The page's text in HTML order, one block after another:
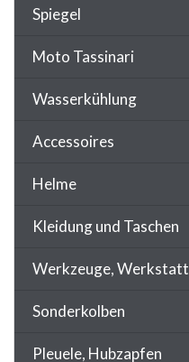
Spiegel
Moto Tassinari
Wasserkühlung
Accessoires
Helme
Kleidung und Taschen
Werkzeuge, Werkstatt
Sonderkolben
Pleuele, Hubzapfen